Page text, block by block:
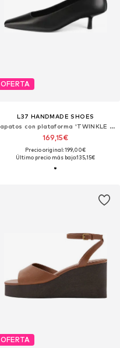
OFERTA
L37 HANDMADE SHOES
Zapatos con plataforma 'TWINKLE STEP'
169,15€
Precio original: 199,00€
Último precio más bajo:135,15€
OFERTA